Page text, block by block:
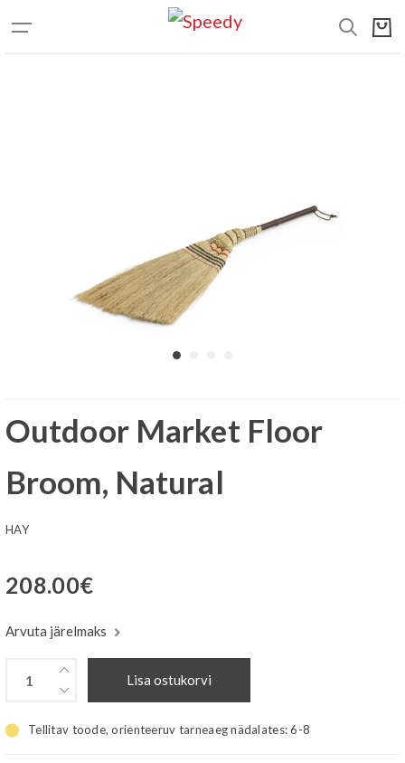
Outdoor Market Floor
Broom, Natural
HAY
208.00€
Arvuta järelmaks
Lisa ostukorvi
Tellitav toode, orienteeruv tarneaeg nädalates:6-8